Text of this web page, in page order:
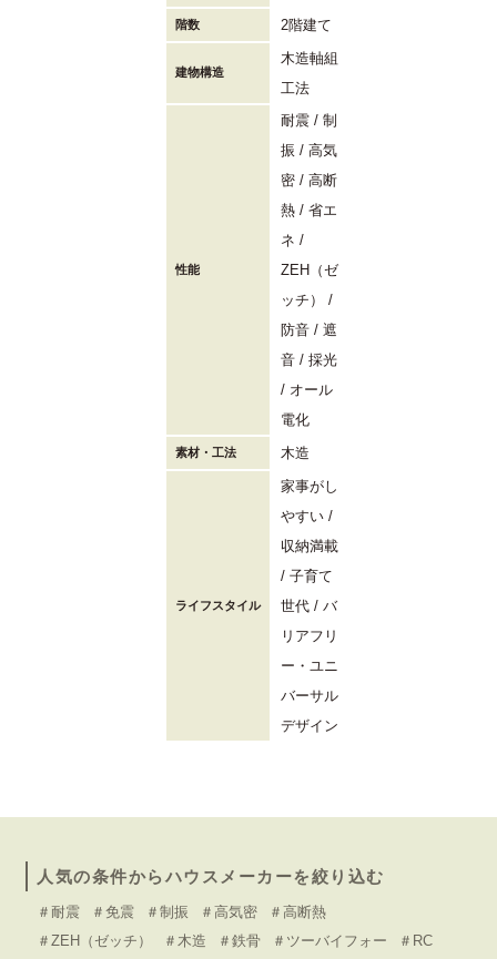
階数 2階建て
建物構造
木造軸組
工法
性能
耐震
制
振
高気
密
高断
熱
省エ
ネ
ZEH（ゼ
ッチ）
防音
遮
音
採光
オール
電化
素材・工法 木造
ライフスタイル
家事がし
やすい
収納満載
子育て
世代
バ
リアフリ
ー・ユニ
バーサル
デザイン
人気の条件からハウスメーカーを絞り込む
＃耐震 ＃免震 ＃制振 ＃高気密
＃高断熱
＃ZEH（ゼッチ）
＃木造 ＃鉄骨 ＃ツーバイフォー
＃RC